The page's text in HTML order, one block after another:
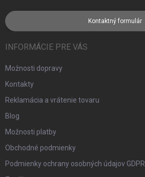
Kontaktný formulár
INFORMÁCIE PRE VÁS
Možnosti dopravy
Kontakty
Reklamácia a vrátenie tovaru
Blog
Možnosti platby
Obchodné podmienky
Podmienky ochrany osobných údajov GDPR